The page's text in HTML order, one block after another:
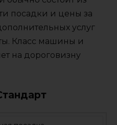
посадки и цены за
услуг
Класс машины и
на дороговизну